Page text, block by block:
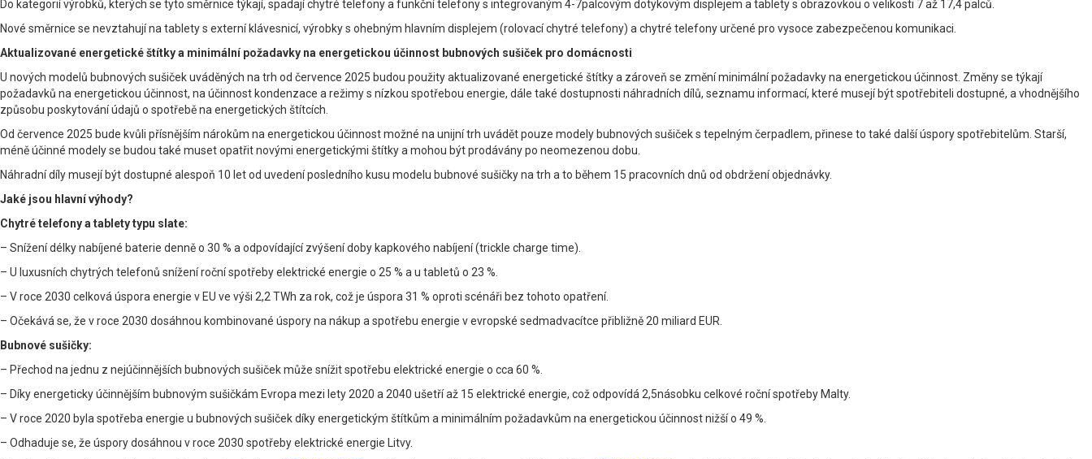
Do kategorií výrobků, kterých se tyto směrnice týkají, spadají chytré telefony a funkční telefony s integrovaným 4-7palcovým dotykovým displejem a tablety s obrazovkou o velikosti 7 až 17,4 palců.
Nové směrnice se nevztahují na tablety s externí klávesnicí, výrobky s ohebným hlavním displejem (rolovací chytré telefony) a chytré telefony určené pro vysoce zabezpečenou komunikaci.
Aktualizované energetické štítky a minimální požadavky na energetickou účinnost bubnových sušiček pro domácnosti
U nových modelů bubnových sušiček uváděných na trh od července 2025 budou použity aktualizované energetické štítky a zároveň se změní minimální požadavky na energetickou účinnost. Změny se týkají
požadavků na energetickou účinnost, na účinnost kondenzace a režimy s nízkou spotřebou energie, dále také dostupnosti náhradních dílů, seznamu informací, které musejí být spotřebiteli dostupné, a vhodnějšího
způsobu poskytování údajů o spotřebě na energetických štítcích.
Od července 2025 bude kvůli přísnějším nárokům na energetickou účinnost možné na unijní trh uvádět pouze modely bubnových sušiček s tepelným čerpadlem, přinese to také další úspory spotřebitelům. Starší,
méně účinné modely se budou také muset opatřit novými energetickými štítky a mohou být prodávány po neomezenou dobu.
Náhradní díly musejí být dostupné alespoň 10 let od uvedení posledního kusu modelu bubnové sušičky na trh a to během 15 pracovních dnů od obdržení objednávky.
Jaké jsou hlavní výhody?
Chytré telefony a tablety typu slate:
– Snížení délky nabíjené baterie denně o 30 % a odpovídající zvýšení doby kapkového nabíjení (trickle charge time).
– U luxusních chytrých telefonů snížení roční spotřeby elektrické energie o 25 % a u tabletů o 23 %.
– V roce 2030 celková úspora energie v EU ve výši 2,2 TWh za rok, což je úspora 31 % oproti scénáři bez tohoto opatření.
– Očekává se, že v roce 2030 dosáhnou kombinované úspory na nákup a spotřebu energie v evropské sedmadvacítce přibližně 20 miliard EUR.
Bubnové sušičky:
– Přechod na jednu z nejúčinnějších bubnových sušiček může snížit spotřebu elektrické energie o cca 60 %.
– Díky energeticky účinnějším bubnovým sušičkám Evropa mezi lety 2020 a 2040 ušetří až 15 elektrické energie, což odpovídá 2,5násobku celkové roční spotřeby Malty.
– V roce 2020 byla spotřeba energie u bubnových sušiček díky energetickým štítkům a minimálním požadavkům na energetickou účinnost nižší o 49 %.
– Odhaduje se, že úspory dosáhnou v roce 2030 spotřeby elektrické energie Litvy.